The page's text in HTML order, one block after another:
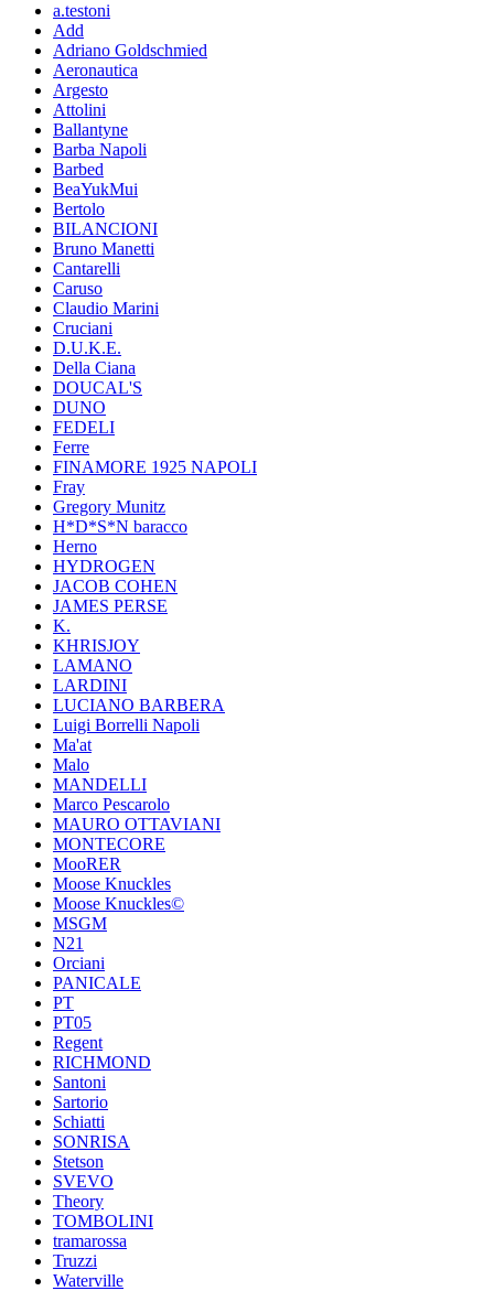
a.testoni
Add
Adriano Goldschmied
Aeronautica
Argesto
Attolini
Ballantyne
Barba Napoli
Barbed
BeaYukMui
Bertolo
BILANCIONI
Bruno Manetti
Cantarelli
Caruso
Claudio Marini
Cruciani
D.U.K.E.
Della Ciana
DOUCAL'S
DUNO
FEDELI
Ferre
FINAMORE 1925 NAPOLI
Fray
Gregory Munitz
H*D*S*N baracco
Herno
HYDROGEN
JACOB COHEN
JAMES PERSE
K.
KHRISJOY
LAMANO
LARDINI
LUCIANO BARBERA
Luigi Borrelli Napoli
Ma'at
Malo
MANDELLI
Marco Pescarolo
MAURO OTTAVIANI
MONTECORE
MooRER
Moose Knuckles
Moose Knuckles©️
MSGM
N21
Orciani
PANICALE
PT
PT05
Regent
RICHMOND
Santoni
Sartorio
Schiatti
SONRISA
Stetson
SVEVO
Theory
TOMBOLINI
tramarossa
Truzzi
Waterville